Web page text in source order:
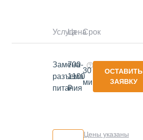
УслугаЦенаСрок
Замена
разъема
питания
700-
1100
₽
30
минут
ОСТАВИТЬ
ЗАЯВКУ
Цены указаны